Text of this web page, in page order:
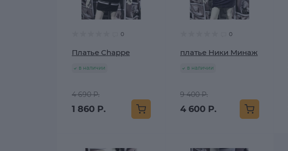
0
Платье Chappe
в наличии
4 690 Р.
1 860 Р.
0
платье Ники Минаж
в наличии
9 400 Р.
4 600 Р.